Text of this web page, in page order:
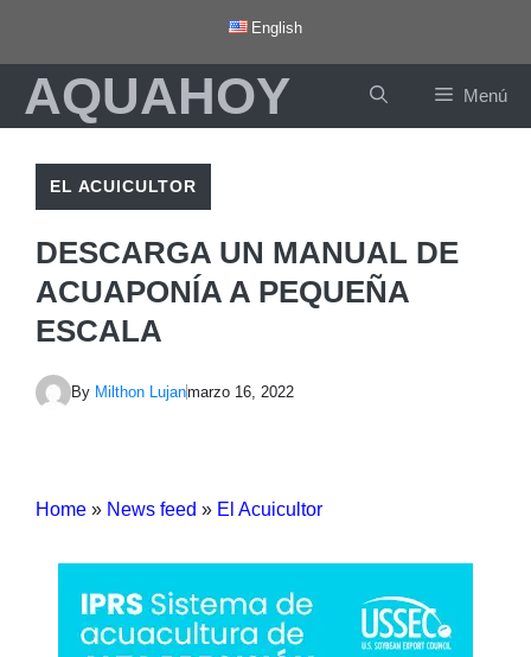
contenido
English
AQUAHOY Menú
EL ACUICULTOR
DESCARGA UN MANUAL DE
ACUAPONÍA A PEQUEÑA
ESCALA
By Milthon Lujanmarzo 16, 2022
Home » News feed » El Acuicultor